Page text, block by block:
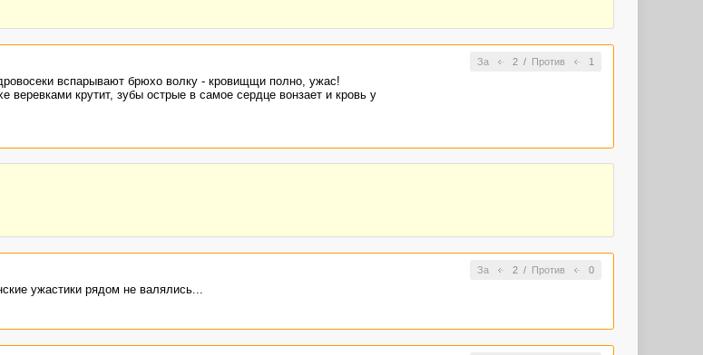
За 2/ Против 1
вспарывают брюхо волку - кровищщи полно, ужас!
крутит, зубы острые в самое сердце вонзает и кровь у
За 2/ Против 0
ужастики рядом не валялись...